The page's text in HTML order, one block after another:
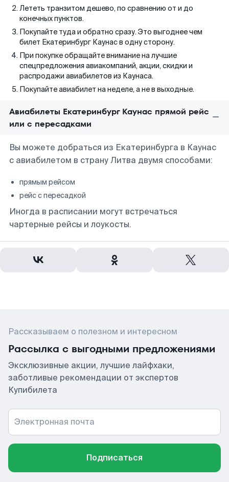
Лететь транзитом дешево, по сравнению от и до
конечных пунктов.
Покупайте туда и обратно сразу. Это выгоднее чем
билет Екатеринбург Каунас в одну сторону.
При покупке обращайте внимание на лучшие
спецпредложения авиакомпаний, акции, скидки и
распродажи авиабилетов из Каунаса.
Покупайте авиабилет на неделе, а не в выходные.
Авиабилеты Екатеринбург Каунас прямой рейс
или с пересадками
Вы можете добраться из Екатеринбурга в Каунас
с авиабилетом в страну Литва двумя способами:
прямым рейсом
рейс с пересадкой
Иногда в расписании могут встречаться
чартерные рейсы и лоукосты.
Рассказываем о полезном и интересном
Рассылка с выгодными предложениями
Эксклюзивные акции, лучшие лайфхаки,
заботливые рекомендации от экспертов
Купибилета
Электронная почта
Подписаться